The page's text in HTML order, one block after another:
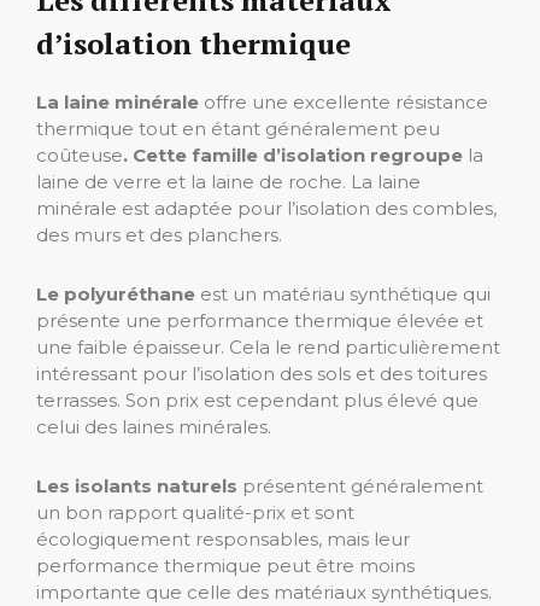
d’isolation thermique
La laine minérale offre une excellente résistance
thermique tout en étant généralement peu
coûteuse. Cette famille d’isolation regroupe la
laine de verre et la laine de roche. La laine
minérale est adaptée pour l’isolation des combles,
des murs et des planchers.
Le polyuréthane est un matériau synthétique qui
présente une performance thermique élevée et
une faible épaisseur. Cela le rend particulièrement
intéressant pour l’isolation des sols et des toitures
terrasses. Son prix est cependant plus élevé que
celui des laines minérales.
Les isolants naturels présentent généralement
un bon rapport qualité-prix et sont
écologiquement responsables, mais leur
performance thermique peut être moins
importante que celle des matériaux synthétiques.